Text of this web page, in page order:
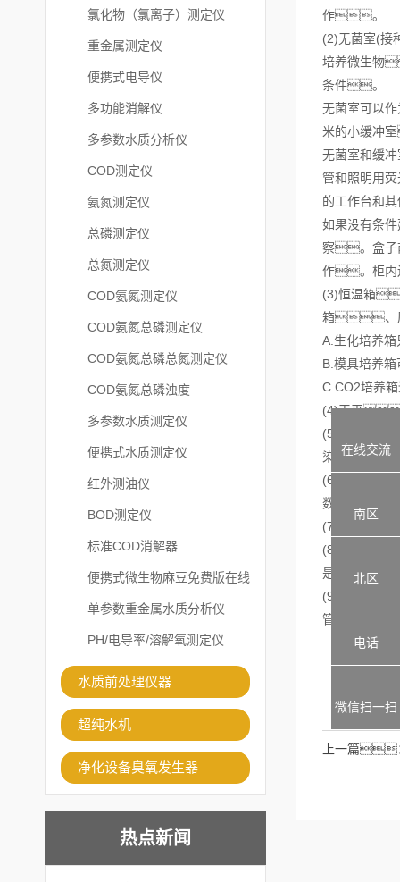
氯化物（氯离子）测定仪
重金属测定仪
便携式电导仪
多功能消解仪
多参数水质分析仪
COD测定仪
氨氮测定仪
总磷测定仪
总氮测定仪
COD氨氮测定仪
COD氨氮总磷测定仪
COD氨氮总磷总氮测定仪
COD氨氮总磷浊度
多参数水质测定仪
便携式水质测定仪
红外测油仪
BOD测定仪
标准COD消解器
便携式微生物麻豆免费版在线
观看
单参数重金属水质分析仪
PH/电导率/溶解氧测定仪
水质前处理仪器
超纯水机
净化设备臭氧发生器
热点新闻
作。
(2)无菌室(接
培养微生物
条件。
无菌室可以
米的小缓冲
无菌室和缓
管和照明用
的工作台和
如果没有条
察。盒子
作。柜内
(3)恒温箱
箱、
A.生化培养
B.模具培养
C.CO2培养
(4)天平
(5)微生物均
染、不
(6)菌落计
数。一
(7)微波炉/
(8)高压灭菌
是手动的
(9)移液器
管、
上一篇
在线交流
南区
北区
电话
微信扫一扫